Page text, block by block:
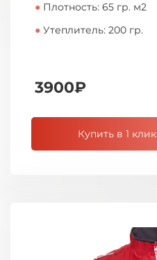
● Плотность: 65 гр. м2
● Утеплитель: 200 гр.
3900₽
Купить в 1 клик